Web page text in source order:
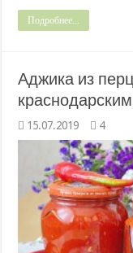
Подробнее...
Аджика из
15.07.2019 4